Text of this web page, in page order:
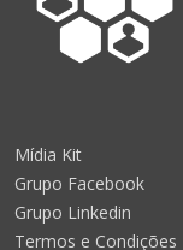
Mídia Kit
Grupo Facebook
Grupo Linkedin
Termos e Condições